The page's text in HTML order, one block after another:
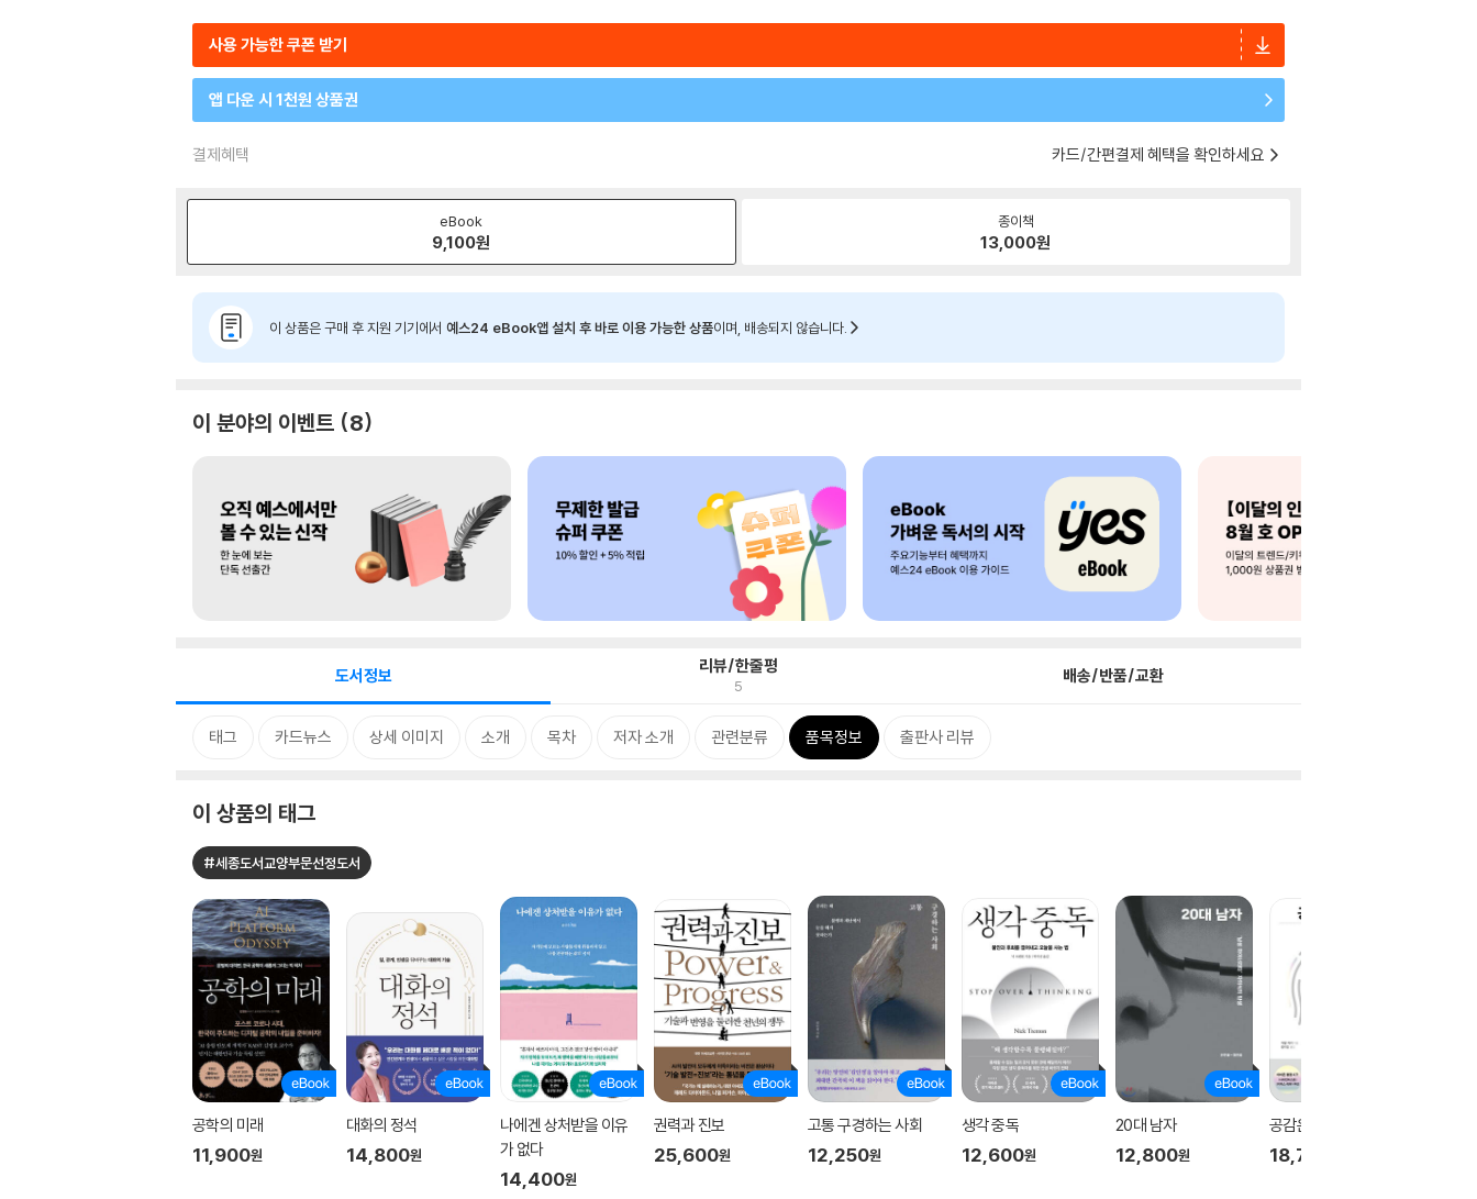
사용 가능한 쿠폰 받기
앱 다운 시 1천원 상품권
결제혜택 카드/간편결제 혜택을 확인하세요
eBook
9,100원
종이책
13,000원
이 상품은 구매 후 지원 기기에서 예스24 eBook앱 설치 후 바로 이용 가능한 상품이며, 배송되지 않습니다.
이 분야의 이벤트 8
도서정보 리뷰/한줄평
5 배송/반품/교환
태그 카드뉴스 상세 이미지 소개 목차 저자 소개 관련분류 품목정보 출판사 리뷰
이 상품의 태그
#세종도서교양부문선정도서
공학의 미래
11,900원
대화의 정석
14,800원
나에겐 상처받을 이유
가 없다
14,400원
권력과 진보
25,600원
고통 구경하는 사회
12,250원
생각 중독
12,600원
20대 남자
12,800원
공감은 지능이다
18,700